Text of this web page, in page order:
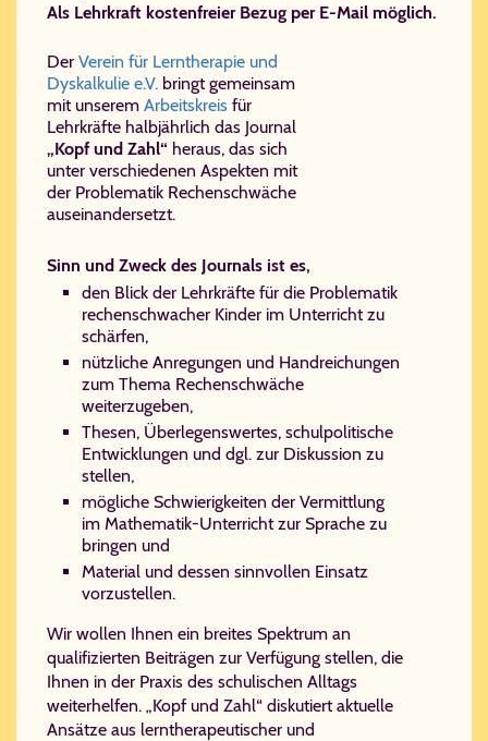
Als Lehrkraft kostenfreier Bezug per E-Mail möglich.
Der Verein für Lerntherapie und
Dyskalkulie e.V. bringt gemeinsam
mit unserem Ar­beits­kreis für
Lehrkräfte halbjährlich das Journal
„Kopf und Zahl“ heraus, das sich
unter verschiedenen Aspekten mit
der Problematik Rechenschwäche
auseinandersetzt.
Sinn und Zweck des Journals ist es,
den Blick der Lehrkräfte für die Problematik
rechenschwacher Kinder im Unterricht zu
schärfen,
nützliche Anregungen und Handreichungen
zum Thema Rechenschwäche
weiterzugeben,
Thesen, Überlegenswertes, schulpolitische
Entwicklungen und dgl. zur Diskussion zu
stellen,
mögliche Schwierigkeiten der Vermittlung
im Mathematik-Unterricht zur Sprache zu
bringen und
Material und dessen sinnvollen Einsatz
vorzustellen.
Wir wollen Ihnen ein breites Spektrum an
qualifizierten Beiträgen zur Verfügung stellen, die
Ihnen in der Praxis des schulischen Alltags
weiterhelfen. „Kopf und Zahl“ diskutiert aktuelle
Ansätze aus lerntherapeutischer und